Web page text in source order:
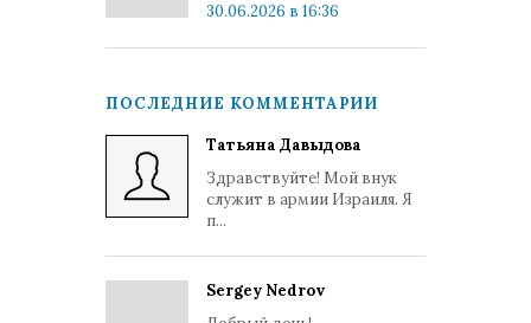
30.06.2026 в 16:36
ПОСЛЕДНИЕ КОММЕНТАРИИ
Татьяна Давыдова
Здравствуйте! Мой внук
служит в армии Израиля. Я
п...
Sergey Nedrov